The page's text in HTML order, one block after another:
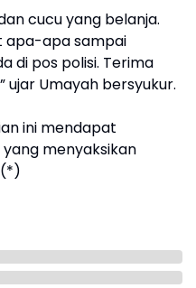
cucu yang belanja.
apa-apa sampai
di pos polisi. Terima
ujar Umayah bersyukur.
ini mendapat
menyaksikan